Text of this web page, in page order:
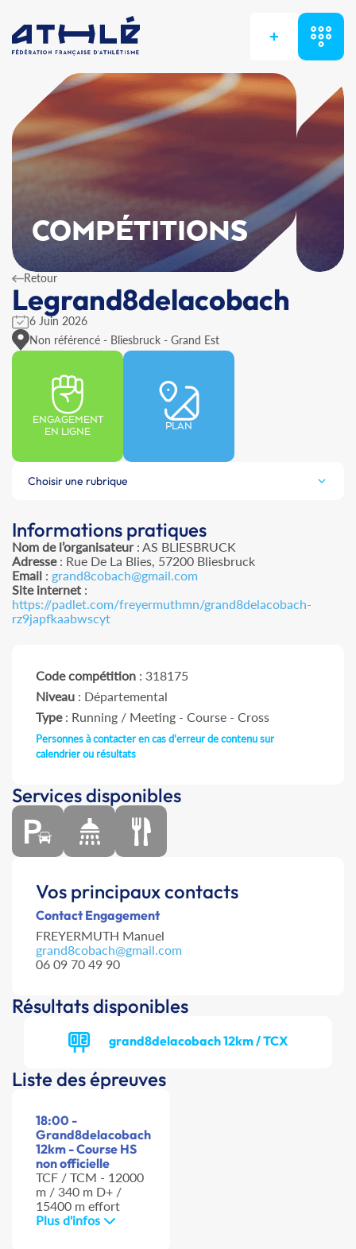
+
COMPÉTITIONS
Retour
Legrand8delacobach
6 Juin 2026
Non référencé - Bliesbruck - Grand Est
ENGAGEMENT
EN LIGNE
PLAN
Choisir une rubrique
Informations pratiques
Nom de l’organisateur: AS BLIESBRUCK
Adresse: Rue De La Blies, 57200 Bliesbruck
Email : grand8cobach@gmail.com
Site internet :
https://padlet.com/freyermuthmn/grand8delacobach-
rz9japfkaabwscyt
Code compétition : 318175
Niveau : Départemental
Type: Running / Meeting - Course - Cross
Personnes à contacter en cas d'erreur de contenu sur
calendrier ou résultats
Services disponibles
Vos principaux contacts
Contact Engagement
FREYERMUTH Manuel
grand8cobach@gmail.com
06 09 70 49 90
Résultats disponibles
grand8delacobach 12km / TCX
Liste des épreuves
18:00 -
Grand8delacobach
12km - Course HS
non officielle
TCF / TCM - 12000
m / 340 m D+ /
15400 m effort
Plus d'infos